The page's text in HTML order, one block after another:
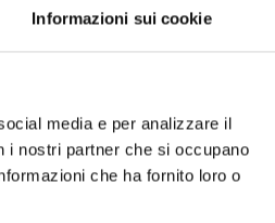
Informazioni sui cookie
media e per analizzare il
i nostri partner che si occupano
che ha fornito loro o